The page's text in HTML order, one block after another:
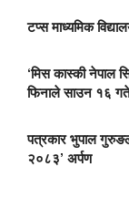
टप्स माध्यमिक
‘मिस कास्की नेपाल
फिनाले साउन १६
पत्रकार भुपाल
२०८३’ अर्पण